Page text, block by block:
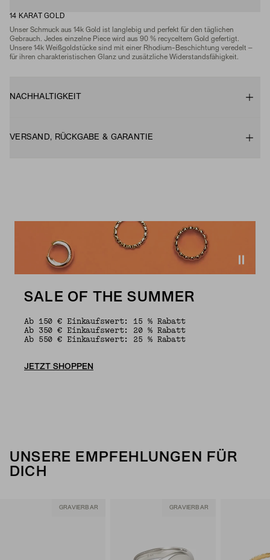
14 KARAT GOLD
Unser Schmuck aus 14k Gold ist langlebig und perfekt für den täglichen
Gebrauch. Jedes einzelne Piece wird aus 90 % recyceltem Gold gefertigt.
Unsere 14k Weißgoldstücke sind mit einer Rhodium-Beschichtung veredelt –
für ihren charakteristischen Glanz und zusätzliche Widerstandsfähigkeit.
NACHHALTIGKEIT
VERSAND, RÜCKGABE & GARANTIE
SALE OF THE SUMMER
Ab 150 € Einkaufswert: 15 % Rabatt
Ab 350 € Einkaufswert: 20 % Rabatt
Ab 550 € Einkaufswert: 25 % Rabatt
JETZT SHOPPEN
UNSERE EMPFEHLUNGEN FÜR
DICH
GRAVIERBAR GRAVIERBAR